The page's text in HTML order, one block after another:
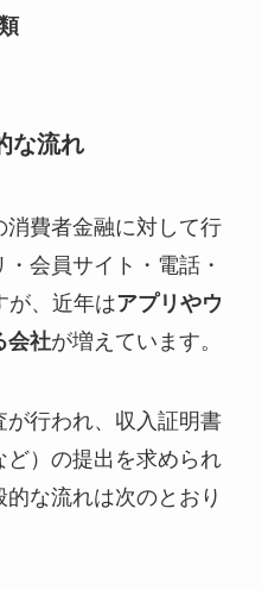
な流れ
費者金融に対して行
会員サイト・電話・
が、近年はアプリやウ
会社が増えています。
行われ、収入証明書
ど）の提出を求められ
な流れは次のとおり